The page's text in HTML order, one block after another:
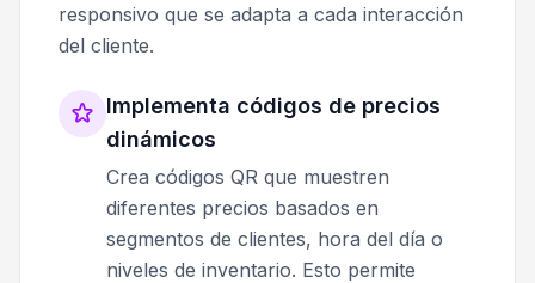
responsivo que se adapta a cada interacción
del cliente.
Implementa códigos de precios
dinámicos
Crea códigos QR que muestren
diferentes precios basados en
segmentos de clientes, hora del día o
niveles de inventario. Esto permite